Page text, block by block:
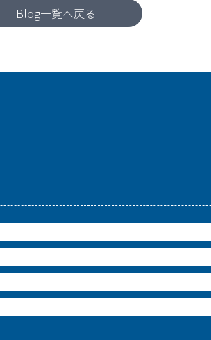
Blog一覧へ戻る